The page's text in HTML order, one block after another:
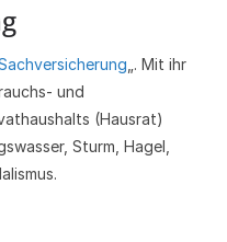
„. Mit ihr
und
(Hausrat)
Sturm, Hagel,